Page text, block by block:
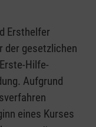
Ersthelfer
der gesetzlichen
Hilfe-
Aufgrund
eines Kurses